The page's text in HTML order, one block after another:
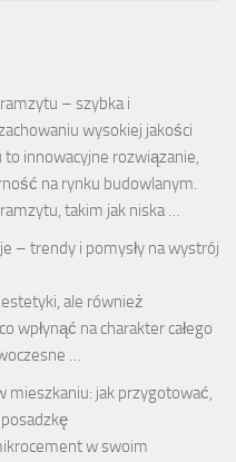
– szybka i
wysokiej jakości
innowacyjne rozwiązanie,
na rynku budowlanym.
takim jak niska …
– trendy i pomysły na wystrój
ale również
wpłynąć na charakter całego
…
mieszkaniu: jak przygotować,
w swoim